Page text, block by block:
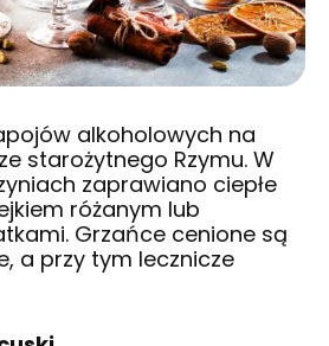
alkoholowych na
starożytnego Rzymu. W
zaprawiano ciepłe
różanym lub
Grzańce cenione są
a przy tym lecznicze